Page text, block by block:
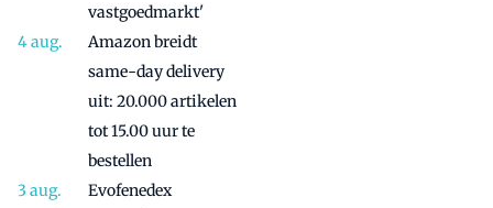
vastgoedmarkt'
Amazon breidt
same-day delivery
uit: 20.000 artikelen
tot 15.00 uur te
bestellen
Evofenedex